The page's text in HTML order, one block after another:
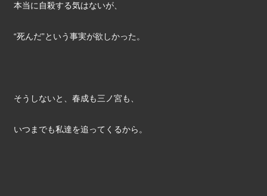
本当に自殺する気はないが、
“死んだ”という事実が欲しかった。
そうしないと、春成も三ノ宮も、
いつまでも私達を追ってくるから。